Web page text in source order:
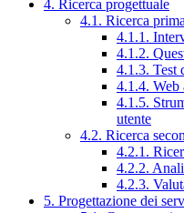
4. Ricerca progettuale
4.1. Ricerca
4.1.1.
4.1.2.
4.1.3. Test
4.1.4. Web
4.1.5.
utente
4.2. Ricerca
4.2.1.
4.2.2.
4.2.3.
5. Progettazione dei